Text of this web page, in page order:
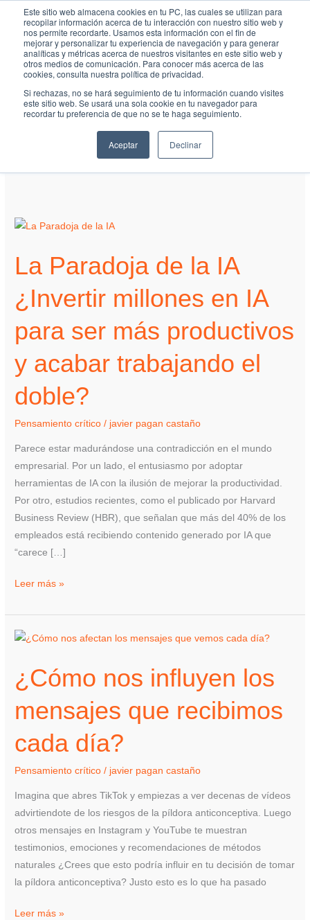
Este sitio web almacena cookies en tu PC, las cuales se utilizan para
recopilar información acerca de tu interacción con nuestro sitio web y
nos permite recordarte. Usamos esta información con el fin de
mejorar y personalizar tu experiencia de navegación y para generar
analíticas y métricas acerca de nuestros visitantes en este sitio web y
otros medios de comunicación. Para conocer más acerca de las
cookies, consulta nuestra política de privacidad.
Si rechazas, no se hará seguimiento de tu información cuando visites
este sitio web. Se usará una sola cookie en tu navegador para
recordar tu preferencia de que no se te haga seguimiento.
Aceptar Declinar
contenido
Fundación Actívate
Pensamiento crítico
La Paradoja de la IA
¿Invertir millones en IA
para ser más productivos
y acabar trabajando el
doble?
Pensamiento crítico / javier pagan castaño
Parece estar madurándose una contradicción en el mundo
empresarial. Por un lado, el entusiasmo por adoptar
herramientas de IA con la ilusión de mejorar la productividad.
Por otro, estudios recientes, como el publicado por Harvard
Business Review (HBR), que señalan que más del 40% de los
empleados está recibiendo contenido generado por IA que
“carece […]
La
de
la
IA
¿Invertir
millones
en
IA
ser
y
acabar
trabajando
el
doble?
Leer más »
¿Cómo nos influyen los
mensajes que recibimos
cada día?
Pensamiento crítico / javier pagan castaño
Imagina que abres TikTok y empiezas a ver decenas de vídeos
advirtiendote de los riesgos de la píldora anticonceptiva. Luego
otros mensajes en Instagram y YouTube te muestran
testimonios, emociones y recomendaciones de métodos
naturales ¿Crees que esto podría influir en tu decisión de tomar
la píldora anticonceptiva? Justo esto es lo que ha pasado
¿Cómo
influyen
los
mensajes
recibimos
día?
Leer más »